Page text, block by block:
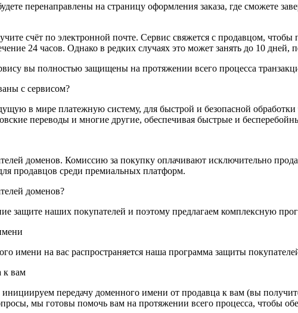
перенаправлены на страницу оформления заказа, где сможете
счёт по электронной почте. Сервис свяжется с продавцом,
24 часов. Однако в редких случаях это может занять до 10 дней,
вы полностью защищены на протяжении всего процесса
с сервисом?
в мире платежную систему, для быстрой и безопасной
переводы и многие другие, обеспечивая быстрые и
доменов. Комиссию за покупку оплачивают исключительно
продавцов среди премиальных платформ.
доменов?
защите наших покупателей и поэтому предлагаем комплексную
имени на вас распространяется наша программа защиты
к вам
передачу доменного имени от продавца к вам (вы
мы готовы помочь вам на протяжении всего процесса, чтобы